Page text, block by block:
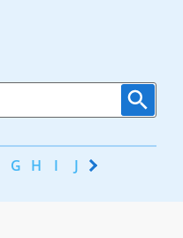
G H I J K